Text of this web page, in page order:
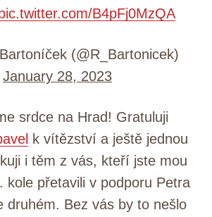
B4pFj0MzQA
(@R_Bartonicek)
January 28, 2023
srdce na Hrad! Gratuluji
k vítězství a ještě jednou
i těm z vás, kteří jste mou
kole přetavili v podporu Petra
druhém. Bez vás by to nešlo